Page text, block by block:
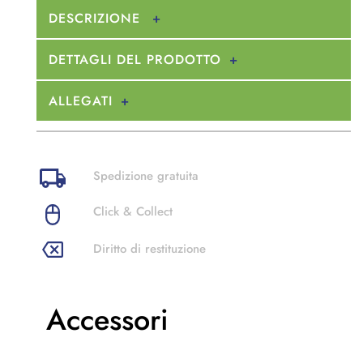
DESCRIZIONE
DETTAGLI DEL PRODOTTO
ALLEGATI
Spedizione gratuita
Click & Collect
Diritto di restituzione
Accessori